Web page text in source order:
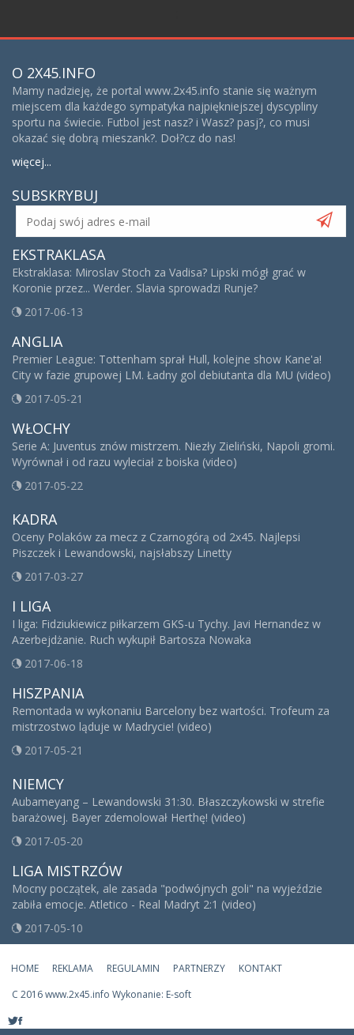
O 2X45.INFO
Mamy nadzieję, że portal www.2x45.info stanie się ważnym
miejscem dla każdego sympatyka najpiękniejszej dyscypliny
sportu na świecie. Futbol jest nasz? i Wasz? pasj?, co musi
okazać się dobrą mieszank?. Doł?cz do nas!
więcej...
SUBSKRYBUJ
EKSTRAKLASA
Ekstraklasa: Miroslav Stoch za Vadisa? Lipski mógł grać w
Koronie przez... Werder. Slavia sprowadzi Runje?
2017-06-13
ANGLIA
Premier League: Tottenham sprał Hull, kolejne show Kane'a!
City w fazie grupowej LM. Ładny gol debiutanta dla MU (video)
2017-05-21
WŁOCHY
Serie A: Juventus znów mistrzem. Niezły Zieliński, Napoli gromi.
Wyrównał i od razu wyleciał z boiska (video)
2017-05-22
KADRA
Oceny Polaków za mecz z Czarnogórą od 2x45. Najlepsi
Piszczek i Lewandowski, najsłabszy Linetty
2017-03-27
I LIGA
I liga: Fidziukiewicz piłkarzem GKS-u Tychy. Javi Hernandez w
Azerbejdżanie. Ruch wykupił Bartosza Nowaka
2017-06-18
HISZPANIA
Remontada w wykonaniu Barcelony bez wartości. Trofeum za
mistrzostwo ląduje w Madrycie! (video)
2017-05-21
NIEMCY
Aubameyang – Lewandowski 31:30. Błaszczykowski w strefie
barażowej. Bayer zdemolował Herthę! (video)
2017-05-20
LIGA MISTRZÓW
Mocny początek, ale zasada "podwójnych goli" na wyjeździe
zabiła emocje. Atletico - Real Madryt 2:1 (video)
2017-05-10
HOME REKLAMA REGULAMIN PARTNERZY
KONTAKT
C 2016 www.2x45.info Wykonanie: E-soft